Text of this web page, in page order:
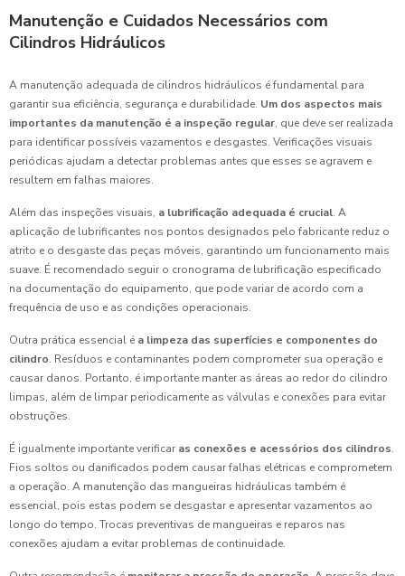
Manutenção e Cuidados Necessários com
Cilindros Hidráulicos
A manutenção adequada de cilindros hidráulicos é fundamental para
garantir sua eficiência, segurança e durabilidade. Um dos aspectos mais
importantes da manutenção é a inspeção regular, que deve ser realizada
para identificar possíveis vazamentos e desgastes. Verificações visuais
periódicas ajudam a detectar problemas antes que esses se agravem e
resultem em falhas maiores.
Além das inspeções visuais, a lubrificação adequada é crucial. A
aplicação de lubrificantes nos pontos designados pelo fabricante reduz o
atrito e o desgaste das peças móveis, garantindo um funcionamento mais
suave. É recomendado seguir o cronograma de lubrificação especificado
na documentação do equipamento, que pode variar de acordo com a
frequência de uso e as condições operacionais.
Outra prática essencial é a limpeza das superfícies e componentes do
cilindro. Resíduos e contaminantes podem comprometer sua operação e
causar danos. Portanto, é importante manter as áreas ao redor do cilindro
limpas, além de limpar periodicamente as válvulas e conexões para evitar
obstruções.
É igualmente importante verificar as conexões e acessórios dos cilindros.
Fios soltos ou danificados podem causar falhas elétricas e comprometem
a operação. A manutenção das mangueiras hidráulicas também é
essencial, pois estas podem se desgastar e apresentar vazamentos ao
longo do tempo. Trocas preventivas de mangueiras e reparos nas
conexões ajudam a evitar problemas de continuidade.